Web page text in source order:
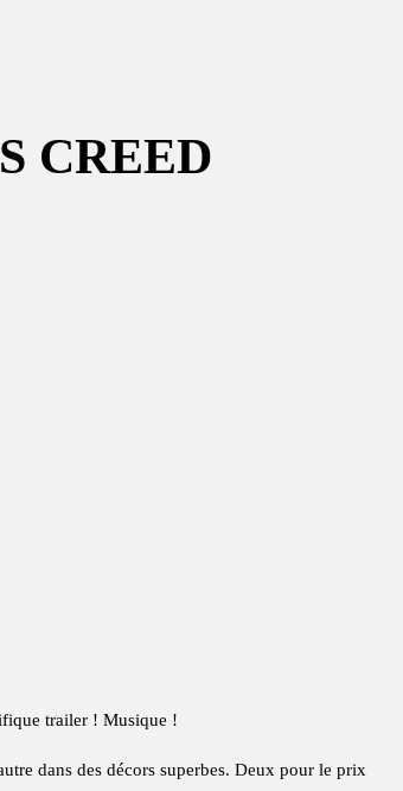
CREED
trailer ! Musique !
dans des décors superbes. Deux pour le prix